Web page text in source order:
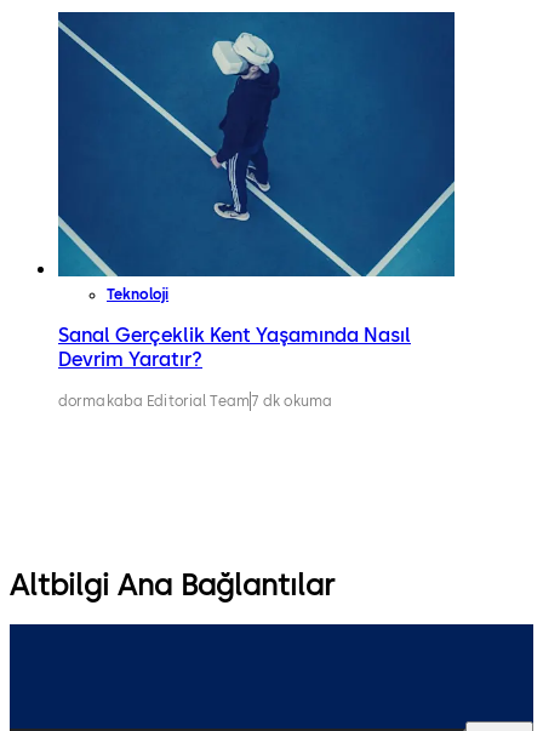
Teknoloji
Sanal Gerçeklik Kent Yaşamında Nasıl
Devrim Yaratır?
dormakaba Editorial Team7 dk okuma
Altbilgi Ana Bağlantılar